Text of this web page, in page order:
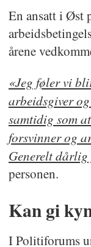
En ansatt i Øst
årene
«Jeg føler vi
arbeidsgiver
samtidig som
forsvinner og
Generelt
personen.
Kan gi
I Politiforums